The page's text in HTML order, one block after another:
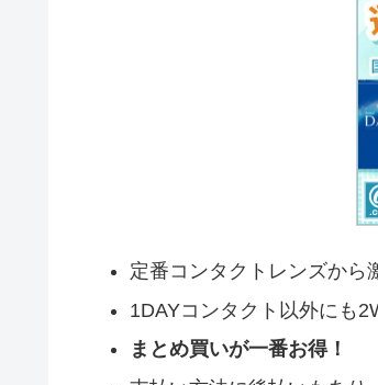
定番コンタクトレンズから
1DAYコンタクト以外にも
まとめ買いが一番お得！